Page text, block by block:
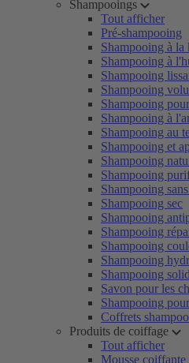
Shampooings
Tout afficher
Pré-shampooing
Shampooing à la
Shampooing à
Shampooing
Shampooing
Shampooing
Shampooing à
Shampooing au
Shampooing et
Shampooing
Shampooing
Shampooing
Shampooing sec
Shampooing
Shampooing
Shampooing
Shampooing
Shampooing
Savon pour les
Shampooing
Coffrets
Produits de coiffage
Tout afficher
Mousse coiffante